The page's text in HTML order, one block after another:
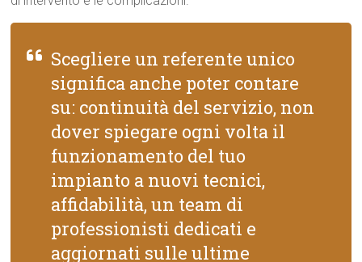
Scegliere un referente unico
significa anche poter contare
su: continuità del servizio, non
dover spiegare ogni volta il
funzionamento del tuo
impianto a nuovi tecnici,
affidabilità, un team di
professionisti dedicati e
aggiornati sulle ultime